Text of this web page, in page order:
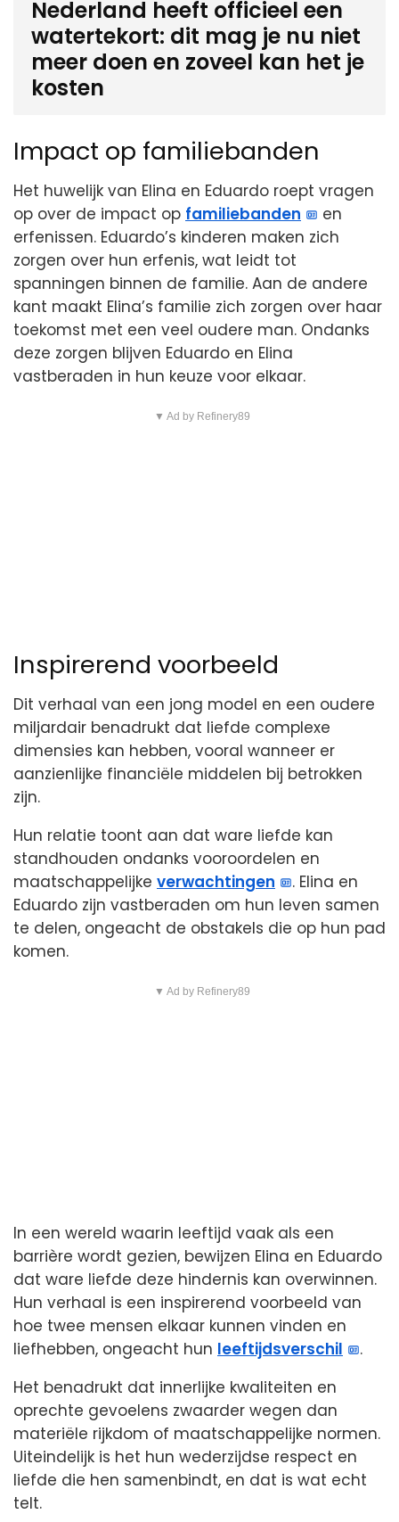
Nederland heeft officieel een
watertekort: dit mag je nu niet
meer doen en zoveel kan het je
kosten
Impact op familiebanden
Het huwelijk van Elina en Eduardo roept vragen
op over de impact op familiebanden
en
erfenissen. Eduardo’s kinderen maken zich
zorgen over hun erfenis, wat leidt tot
spanningen binnen de familie. Aan de andere
kant maakt Elina’s familie zich zorgen over haar
toekomst met een veel oudere man. Ondanks
deze zorgen blijven Eduardo en Elina
vastberaden in hun keuze voor elkaar.
▼ Ad by Refinery89
Inspirerend voorbeeld
Dit verhaal van een jong model en een oudere
miljardair benadrukt dat liefde complexe
dimensies kan hebben, vooral wanneer er
aanzienlijke financiële middelen bij betrokken
zijn.
Hun relatie toont aan dat ware liefde kan
standhouden ondanks vooroordelen en
maatschappelijke verwachtingen
. Elina en
Eduardo zijn vastberaden om hun leven samen
te delen, ongeacht de obstakels die op hun pad
komen.
▼ Ad by Refinery89
In een wereld waarin leeftijd vaak als een
barrière wordt gezien, bewijzen Elina en Eduardo
dat ware liefde deze hindernis kan overwinnen.
Hun verhaal is een inspirerend voorbeeld van
hoe twee mensen elkaar kunnen vinden en
liefhebben, ongeacht hun leeftijdsverschil
.
Het benadrukt dat innerlijke kwaliteiten en
oprechte gevoelens zwaarder wegen dan
materiële rijkdom of maatschappelijke normen.
Uiteindelijk is het hun wederzijdse respect en
liefde die hen samenbindt, en dat is wat echt
telt.